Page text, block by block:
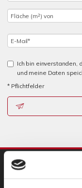
Ich bin einverstanden,
und meine Daten
* Pflichtfelder